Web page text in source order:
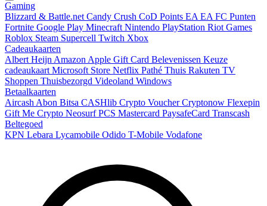
Gaming
Blizzard & Battle.net Candy Crush CoD Points EA EA FC Punten
Fortnite Google Play Minecraft Nintendo PlayStation Riot Games
Roblox Steam Supercell Twitch Xbox
Cadeaukaarten
Albert Heijn Amazon Apple Gift Card Belevenissen Keuze
cadeaukaart Microsoft Store Netflix Pathé Thuis Rakuten TV
Shoppen Thuisbezorgd Videoland Windows
Betaalkaarten
Aircash Abon Bitsa CASHlib Crypto VoucherCryptonow Flexepin
Gift Me Crypto NeosurfPCS Mastercard PaysafeCard Transcash
Beltegoed
KPN Lebara Lycamobile Odido T-Mobile Vodafone